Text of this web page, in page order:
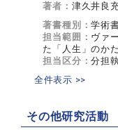
著者： 津久井良
著書種別：学術
担当範囲： ヴァ
た「人生」のか
担当区分：分担
全件表示 >>
その他研究活動